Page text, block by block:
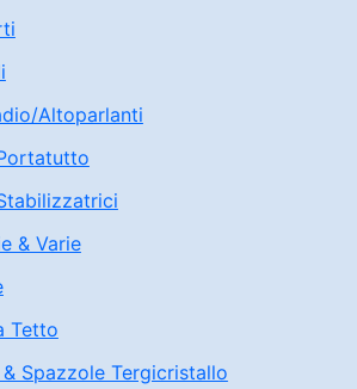
Altoparlanti
& Varie
Tetto
Spazzole Tergicristallo